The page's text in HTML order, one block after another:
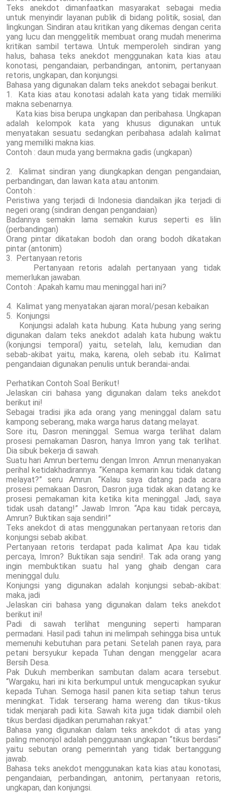
Teks anekdot dimanfaatkan masyarakat sebagai media
untuk menyindir layanan publik di bidang politik, sosial, dan
lingkungan. Sindiran atau kritikan yang dikemas dengan cerita
yang lucu dan menggelitik membuat orang mudah menerima
kritikan sambil tertawa. Untuk memperoleh sindiran yang
halus, bahasa teks anekdot menggunakan kata kias atau
konotasi, pengandaian, perbandingan, antonim, pertanyaan
retoris, ungkapan, dan konjungsi.
Bahasa yang digunakan dalam teks anekdot sebagai berikut.
1. Kata kias atau konotasi adalah kata yang tidak memiliki
makna sebenarnya.
Kata kias bisa berupa ungkapan dan peribahasa. Ungkapan
adalah kelompok kata yang khusus digunakan untuk
menyatakan sesuatu sedangkan peribahasa adalah kalimat
yang memiliki makna kias.
Contoh : daun muda yang bermakna gadis (ungkapan)
2. Kalimat sindiran yang diungkapkan dengan pengandaian,
perbandingan, dan lawan kata atau antonim.
Contoh :
Peristiwa yang terjadi di Indonesia diandaikan jika terjadi di
negeri orang (sindiran dengan pengandaian)
Badannya semakin lama semakin kurus seperti es lilin
(perbandingan)
Orang pintar dikatakan bodoh dan orang bodoh dikatakan
pintar (antonim)
3. Pertanyaan retoris
Pertanyaan retoris adalah pertanyaan yang tidak
memerlukan jawaban.
Contoh : Apakah kamu mau meninggal hari ini?
4. Kalimat yang menyatakan ajaran moral/pesan kebaikan
5. Konjungsi
Konjungsi adalah kata hubung. Kata hubung yang sering
digunakan dalam teks anekdot adalah kata hubung waktu
(konjungsi temporal) yaitu, setelah, lalu, kemudian dan
sebab-akibat yaitu, maka, karena, oleh sebab itu. Kalimat
pengandaian digunakan penulis untuk berandai-andai.
Perhatikan Contoh Soal Berikut!
Jelaskan ciri bahasa yang digunakan dalam teks anekdot
berikut ini!
Sebagai tradisi jika ada orang yang meninggal dalam satu
kampong seberang, maka warga harus datang melayat.
Sore itu, Dasron meninggal. Semua warga terlihat dalam
prosesi pemakaman Dasron, hanya Imron yang tak terlihat.
Dia sibuk bekerja di sawah.
Suatu hari Amrun bertemu dengan Imron. Amrun menanyakan
perihal ketidakhadirannya. “Kenapa kemarin kau tidak datang
melayat?” seru Amrun. “Kalau saya datang pada acara
prosesi pemakaan Dasron, Dasron juga tidak akan datang ke
prosesi pemakaman kita ketika kita meninggal. Jadi, saya
tidak usah datang!” Jawab Imron. “Apa kau tidak percaya,
Amrun? Buktikan saja sendiri!”
Teks anekdot di atas menggunakan pertanyaan retoris dan
konjungsi sebab akibat.
Pertanyaan retoris terdapat pada kalimat Apa kau tidak
percaya, Imron? Buktikan saja sendiri!. Tak ada orang yang
ingin membuktikan suatu hal yang ghaib dengan cara
meninggal dulu.
Konjungsi yang digunakan adalah konjungsi sebab-akibat:
maka, jadi
Jelaskan ciri bahasa yang digunakan dalam teks anekdot
berikut ini!
Padi di sawah terlihat menguning seperti hamparan
permadani. Hasil padi tahun ini melimpah sehingga bisa untuk
memenuhi kebutuhan para petani. Setelah panen raya, para
petani bersyukur kepada Tuhan dengan menggelar acara
Bersih Desa.
Pak Dukuh memberikan sambutan dalam acara tersebut.
“Wargaku, hari ini kita berkumpul untuk mengucapkan syukur
kepada Tuhan. Semoga hasil panen kita setiap tahun terus
meningkat. Tidak terserang hama wereng dan tikus-tikus
tidak menjarah padi kita. Sawah kita juga tidak diambil oleh
tikus berdasi dijadikan perumahan rakyat.”
Bahasa yang digunakan dalam teks anekdot di atas yang
paling menonjol adalah penggunaan ungkapan “tikus berdasi”
yaitu sebutan orang pemerintah yang tidak bertanggung
jawab.
Bahasa teks anekdot menggunakan kata kias atau konotasi,
pengandaian, perbandingan, antonim, pertanyaan retoris,
ungkapan, dan konjungsi.